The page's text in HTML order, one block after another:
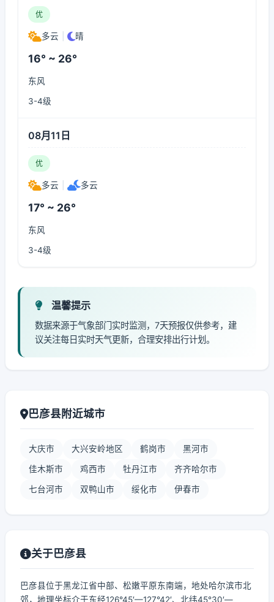
优
多云 晴
16° ~ 26°
东风
3-4级
08月11日
优
多云 多云
17° ~ 26°
东风
3-4级
温馨提示
数据来源于气象部门实时监测，7天预报仅供参考，建
议关注每日实时天气更新，合理安排出行计划。
巴彦县附近城市
大庆市 大兴安岭地区 鹤岗市 黑河市
佳木斯市 鸡西市 牡丹江市 齐齐哈尔市
七台河市 双鸭山市 绥化市 伊春市
关于巴彦县
巴彦县位于黑龙江省中部、松嫩平原东南端，地处哈尔滨市北
郊，地理坐标介于东经126°45′—127°42′、北纬45°30′—